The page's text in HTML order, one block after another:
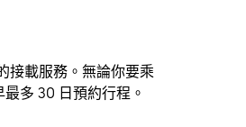
接載服務。無論你要乘
多 30 日預約行程。